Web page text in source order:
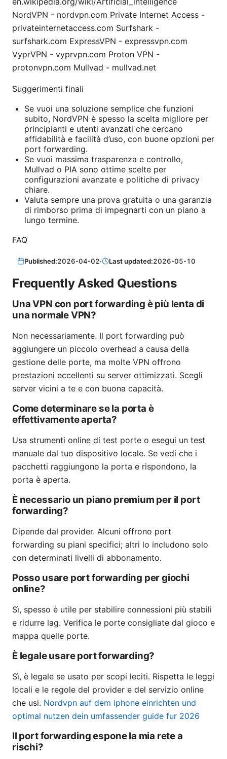
NordVPN - nordvpn.com Private Internet Access -
privateinternetaccess.com Surfshark -
surfshark.com ExpressVPN - expressvpn.com
VyprVPN - vyprvpn.com Proton VPN -
protonvpn.com Mullvad - mullvad.net
Suggerimenti finali
Se vuoi una soluzione semplice che funzioni
subito, NordVPN è spesso la scelta migliore per
principianti e utenti avanzati che cercano
affidabilità e facilità d’uso, con buone opzioni per
port forwarding.
Se vuoi massima trasparenza e controllo,
Mullvad o PIA sono ottime scelte per
configurazioni avanzate e politiche di privacy
chiare.
Valuta sempre una prova gratuita o una garanzia
di rimborso prima di impegnarti con un piano a
lungo termine.
FAQ
Published:2026-04-02· Last updated:2026-05-10
Frequently Asked Questions
Una VPN con port forwarding è più lenta di
una normale VPN?
Non necessariamente. Il port forwarding può
aggiungere un piccolo overhead a causa della
gestione delle porte, ma molte VPN offrono
prestazioni eccellenti su server ottimizzati. Scegli
server vicini a te e con buona capacità.
Come determinare se la porta è
effettivamente aperta?
Usa strumenti online di test porte o esegui un test
manuale dal tuo dispositivo locale. Se vedi che i
pacchetti raggiungono la porta e rispondono, la
porta è aperta.
È necessario un piano premium per il port
forwarding?
Dipende dal provider. Alcuni offrono port
forwarding su piani specifici; altri lo includono solo
con determinati livelli di abbonamento.
Posso usare port forwarding per giochi
online?
Sì, spesso è utile per stabilire connessioni più stabili
e ridurre lag. Verifica le porte consigliate dal gioco e
mappa quelle porte.
È legale usare port forwarding?
Sì, è legale se usato per scopi leciti. Rispetta le leggi
locali e le regole del provider e del servizio online
che usi. Nordvpn auf dem iphone einrichten und
optimal nutzen dein umfassender guide fur 2026
Il port forwarding espone la mia rete a
rischi?